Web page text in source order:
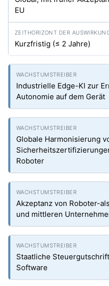
EU
Kurzfristig (≤ 2 Jahre)
Industrielle Edge-KI zur
Autonomie auf dem Gerät
Globale Harmonisierung
Roboter
Akzeptanz von Roboter-
und mittleren
Staatliche
Software